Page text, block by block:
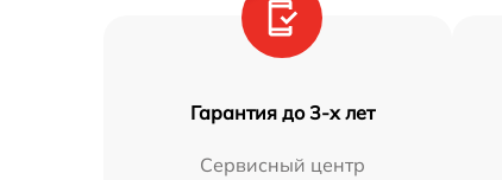
Гарантия до 3-х лет
Сервисный центр